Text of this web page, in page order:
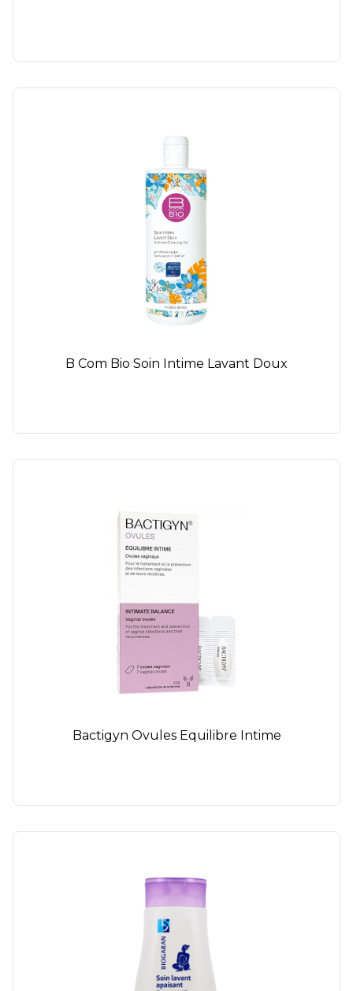
B Com Bio Soin Intime Lavant Doux
Bactigyn Ovules Equilibre Intime